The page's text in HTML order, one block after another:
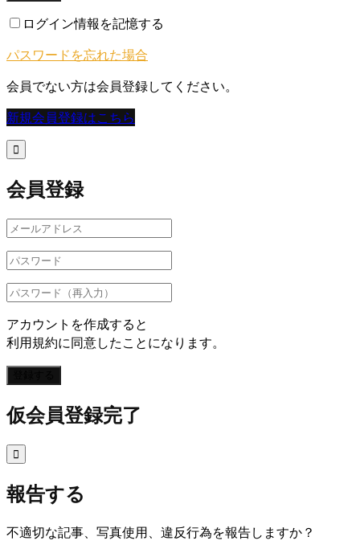
ログイン情報を記憶する
パスワードを忘れた場合
会員でない方は会員登録してください。
新規会員登録はこちら

会員登録
アカウントを作成すると
利用規約に同意したことになります。
仮会員登録完了

報告する
不適切な記事、写真使用、違反行為を報告しますか？